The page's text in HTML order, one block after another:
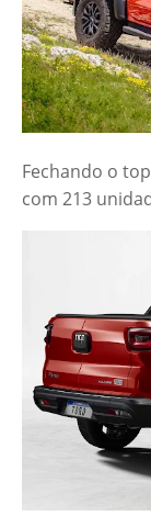
Fechando o
com 213